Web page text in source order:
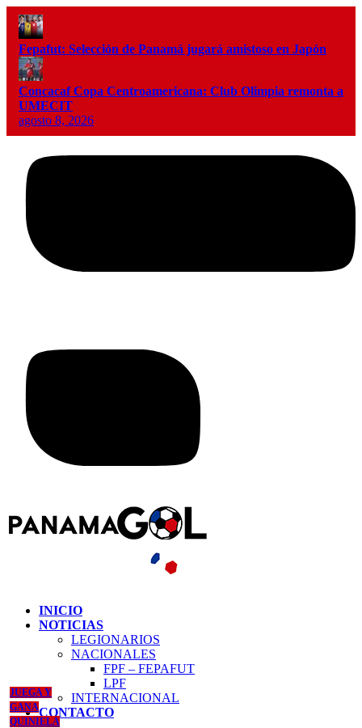
Fepafut: Selección de Panamá jugará amistoso en Japón
Concacaf Copa Centroamericana: Club Olimpia remonta a
UMECIT
agosto 8, 2026
INICIO
NOTICIAS
LEGIONARIOS
NACIONALES
FPF – FEPAFUT
LPF
INTERNACIONAL
CONTACTO
JUEGA Y
GANA
QUINIELA